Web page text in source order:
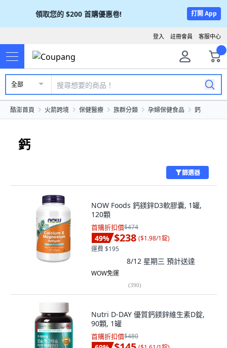
領取您的 $200 首購優惠卷! 打開 App
客服中心
註冊會員
登入
全部
酷澎首頁 火箭跨境 保健醫療 族群分類 孕婦保健食品 鈣
鈣
篩選器
NOW Foods 鈣鎂鋅D3軟膠囊, 1罐,
120顆
首購折扣價$474
49% $238 ($1.98/1錠)
運費 $195
8/12 星期三 預計送達
WOW免運
(390)
Nutri D-DAY 優質鈣鎂鋅維生素D錠,
90顆, 1罐
首購折扣價$480